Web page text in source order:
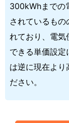
300kWhまでの
されているも
れており、電気
できる単価設定
は逆に現在より
ださい。